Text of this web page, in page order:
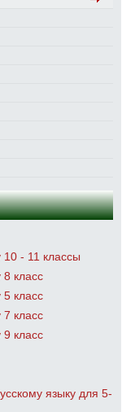
10 - 11 классы
8 класс
5 класс
7 класс
9 класс
языку для 5-